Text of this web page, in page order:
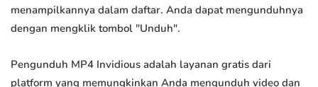
menampilkannya dalam daftar. Anda dapat mengunduhnya
dengan mengklik tombol "Unduh".
Pengunduh MP4 Invidious adalah layanan gratis dari
platform yang memungkinkan Anda mengunduh video dan